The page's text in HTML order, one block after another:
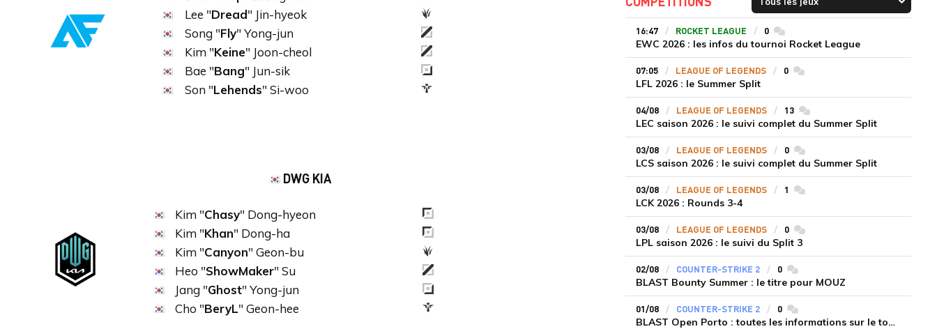
Lee "Dread" Jin-hyeok
Song "Fly" Yong-jun
Kim "Keine" Joon-cheol
Bae "Bang" Jun-sik
Son "Lehends" Si-woo
DWG KIA
Kim "Chasy" Dong-hyeon
Kim "Khan" Dong-ha
Kim "Canyon" Geon-bu
Heo "ShowMaker" Su
Jang "Ghost" Yong-jun
Cho "BeryL" Geon-hee
16:47 ROCKET LEAGUE 0commentaires
EWC 2026 : les infos du tournoi Rocket League
07:05 LEAGUE OF LEGENDS 0commentaires
LFL 2026 : le Summer Split
04/08 LEAGUE OF LEGENDS 13commentaires
LEC saison 2026 : le suivi complet du Summer Split
03/08 LEAGUE OF LEGENDS 0commentaires
LCS saison 2026 : le suivi complet du Summer Split
03/08 LEAGUE OF LEGENDS 1 commentaires
LCK 2026 : Rounds 3-4
03/08 LEAGUE OF LEGENDS 0commentaires
LPL saison 2026 : le suivi du Split 3
02/08 COUNTER-STRIKE 2 0commentaires
BLAST Bounty Summer : le titre pour MOUZ
01/08 COUNTER-STRIKE 2 0commentaires
BLAST Open Porto : toutes les informations sur le tournoi